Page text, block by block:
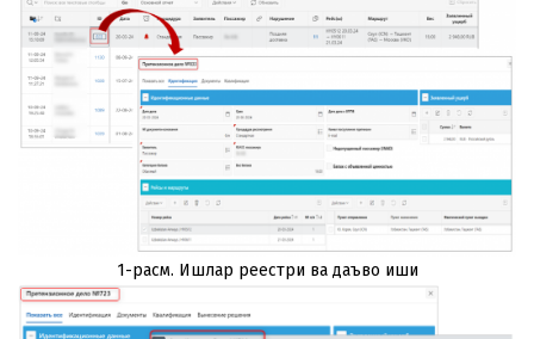
1-расм. Ишлар реестри ва даъво иши